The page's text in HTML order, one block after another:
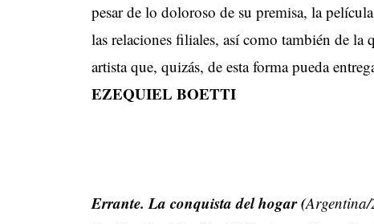
pesar de lo doloroso de su premisa, la
las relaciones filiales, así como también de la
artista que, quizás, de esta forma pueda
EZEQUIEL BOETTI
Errante. La conquista del hogar (